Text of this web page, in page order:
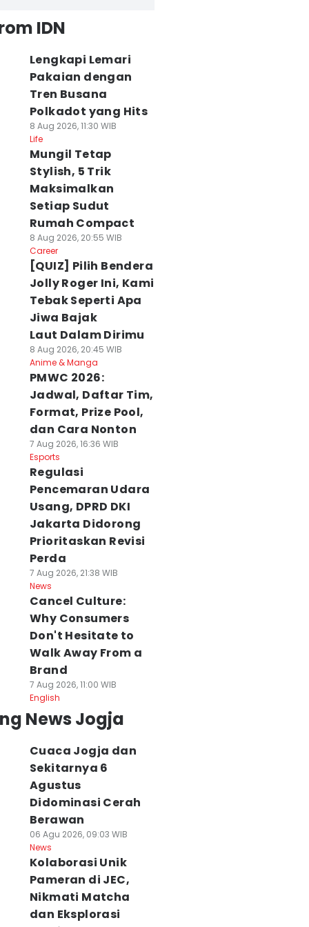
IDN
Lengkapi Lemari
Pakaian dengan
Tren Busana
Polkadot yang Hits
8 Aug 2026, 11:30 WIB
Life
Mungil Tetap
Stylish, 5 Trik
Maksimalkan
Setiap Sudut
Rumah Compact
8 Aug 2026, 20:55 WIB
Career
[QUIZ] Pilih Bendera
Jolly Roger Ini, Kami
Tebak Seperti Apa
Jiwa Bajak
Laut Dalam Dirimu
8 Aug 2026, 20:45 WIB
Anime & Manga
PMWC 2026:
Jadwal, Daftar Tim,
Format, Prize Pool,
dan Cara Nonton
7 Aug 2026, 16:36 WIB
Esports
Regulasi
Pencemaran Udara
Usang, DPRD DKI
Jakarta Didorong
Prioritaskan Revisi
Perda
7 Aug 2026, 21:38 WIB
News
Cancel Culture:
Why Consumers
Don't Hesitate to
Walk Away From a
Brand
7 Aug 2026, 11:00 WIB
English
News Jogja
Cuaca Jogja dan
Sekitarnya 6
Agustus
Didominasi Cerah
Berawan
06 Agu 2026, 09:03 WIB
News
Kolaborasi Unik
Pameran di JEC,
Nikmati Matcha
dan Eksplorasi